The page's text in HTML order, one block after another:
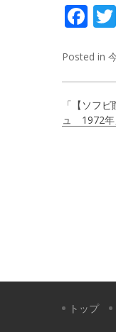
Posted in
稿
「【ソフ
ュ 1972年
トップ